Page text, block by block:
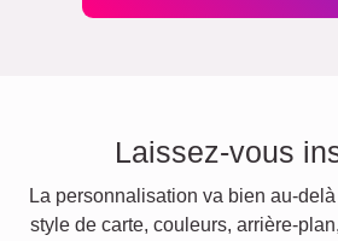
Laissez-vous
La personnalisation va bien au-
style de carte, couleurs, arrière-